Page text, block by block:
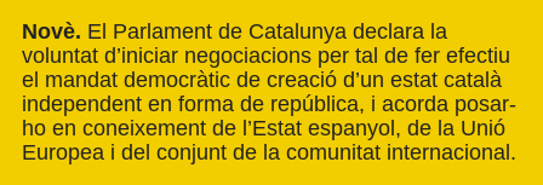
Novè. El Parlament de Catalunya declara la
voluntat d’iniciar negociacions per tal de fer efectiu
el mandat democràtic de creació d’un estat català
independent en forma de república, i acorda posar-
ho en coneixement de l’Estat espanyol, de la Unió
Europea i del conjunt de la comunitat internacional.